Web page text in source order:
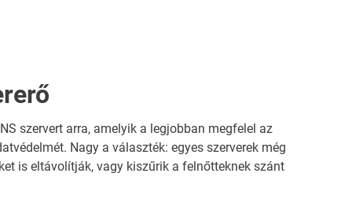
szervert arra, amelyik a legjobban megfelel az
Nagy a választék: egyes szerverek még
is eltávolítják, vagy kiszűrik a felnőtteknek szánt